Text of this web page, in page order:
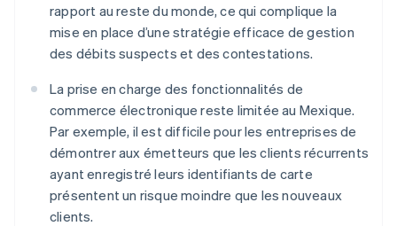
rapport au reste du monde, ce qui complique la
mise en place d’une stratégie efficace de gestion
des débits suspects et des contestations.
La prise en charge des fonctionnalités de
commerce électronique reste limitée au Mexique.
Par exemple, il est difficile pour les entreprises de
démontrer aux émetteurs que les clients récurrents
ayant enregistré leurs identifiants de carte
présentent un risque moindre que les nouveaux
clients.